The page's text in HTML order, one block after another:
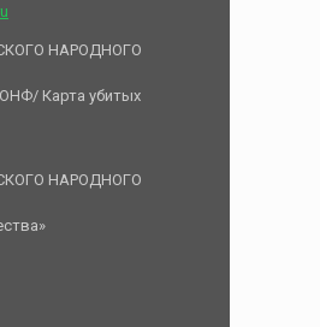
НАРОДНОГО
Карта убитых
НАРОДНОГО